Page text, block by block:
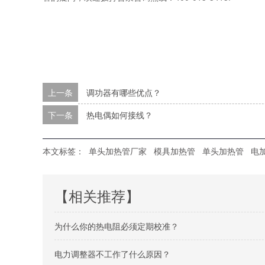
上一条
调功器有哪些优点？
下一条
热电偶如何接线？
本文标签： 单头加热管厂家 模具加热管 单头加热管 电
【相关推荐】
为什么你的热电阻必须定期校准？
电力调整器不工作了什么原因？